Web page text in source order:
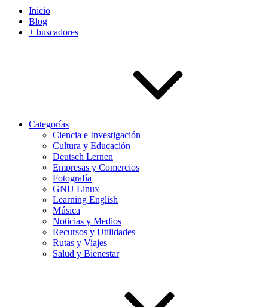
Inicio
Blog
+ buscadores
Categorías
Ciencia e Investigación
Cultura y Educación
Deutsch Lernen
Empresas y Comercios
Fotografía
GNU Linux
Learning English
Música
Noticias y Medios
Recursos y Utilidades
Rutas y Viajes
Salud y Bienestar